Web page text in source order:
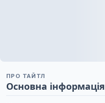
ПРО ТАЙТЛ
Основна інформація